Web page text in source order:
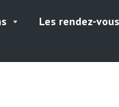
Les rendez-